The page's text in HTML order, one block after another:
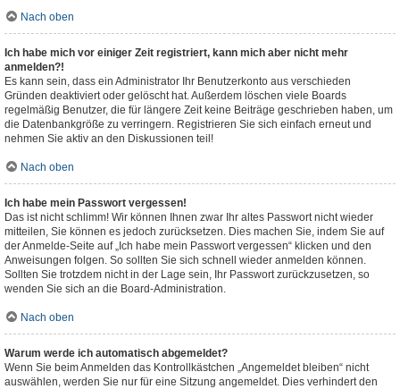
Nach oben
Ich habe mich vor einiger Zeit registriert, kann mich aber nicht mehr
anmelden?!
Es kann sein, dass ein Administrator Ihr Benutzerkonto aus verschieden
Gründen deaktiviert oder gelöscht hat. Außerdem löschen viele Boards
regelmäßig Benutzer, die für längere Zeit keine Beiträge geschrieben haben, um
die Datenbankgröße zu verringern. Registrieren Sie sich einfach erneut und
nehmen Sie aktiv an den Diskussionen teil!
Nach oben
Ich habe mein Passwort vergessen!
Das ist nicht schlimm! Wir können Ihnen zwar Ihr altes Passwort nicht wieder
mitteilen, Sie können es jedoch zurücksetzen. Dies machen Sie, indem Sie auf
der Anmelde-Seite auf „Ich habe mein Passwort vergessen“ klicken und den
Anweisungen folgen. So sollten Sie sich schnell wieder anmelden können.
Sollten Sie trotzdem nicht in der Lage sein, Ihr Passwort zurückzusetzen, so
wenden Sie sich an die Board-Administration.
Nach oben
Warum werde ich automatisch abgemeldet?
Wenn Sie beim Anmelden das Kontrollkästchen „Angemeldet bleiben“ nicht
auswählen, werden Sie nur für eine Sitzung angemeldet. Dies verhindert den